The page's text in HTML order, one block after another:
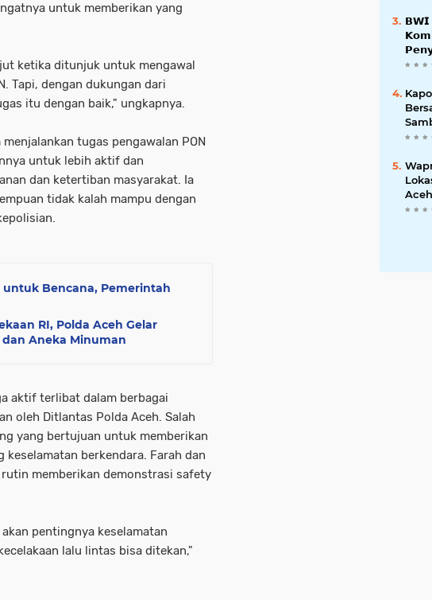
untuk memberikan yang
ketika ditunjuk untuk mengawal
Tapi, dengan dukungan dari
itu dengan baik," ungkapnya.
tugas pengawalan PON
untuk lebih aktif dan
dan ketertiban masyarakat. Ia
tidak kalah mampu dengan
untuk Bencana, Pemerintah
RI, Polda Aceh Gelar
dan Aneka Minuman
aktif terlibat dalam berbagai
oleh Ditlantas Polda Aceh. Salah
yang bertujuan untuk memberikan
berkendara. Farah dan
memberikan demonstrasi safety
pentingnya keselamatan
lalu lintas bisa ditekan,"
𝗕𝗪𝗜